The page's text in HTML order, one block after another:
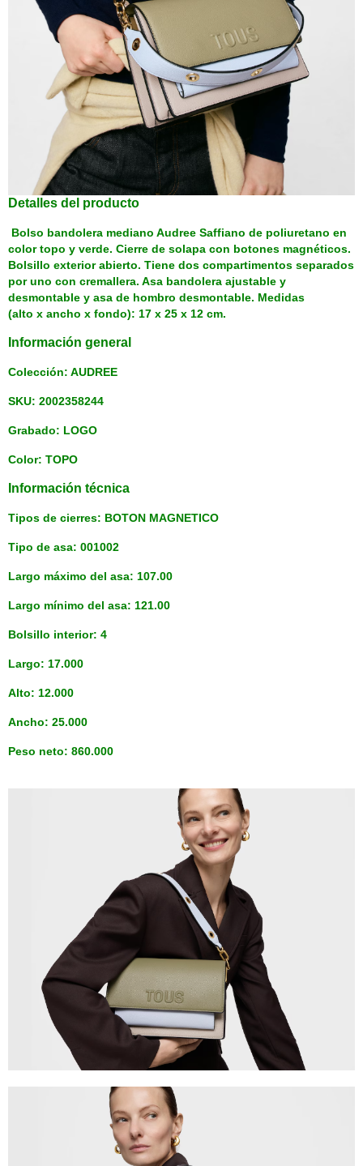
Detalles del producto
Bolso bandolera mediano Audree Saffiano de poliuretano en
color topo y verde. Cierre de solapa con botones magnéticos.
Bolsillo exterior abierto. Tiene dos compartimentos separados
por uno con cremallera. Asa bandolera ajustable y
desmontable y asa de hombro desmontable. Medidas
(alto x ancho x fondo): 17 x 25 x 12 cm.
Información general
Colección: AUDREE
SKU: 2002358244
Grabado: LOGO
Color: TOPO
Información técnica
Tipos de cierres: BOTON MAGNETICO
Tipo de asa: 001002
Largo máximo del asa: 107.00
Largo mínimo del asa: 121.00
Bolsillo interior: 4
Largo: 17.000
Alto: 12.000
Ancho: 25.000
Peso neto: 860.000